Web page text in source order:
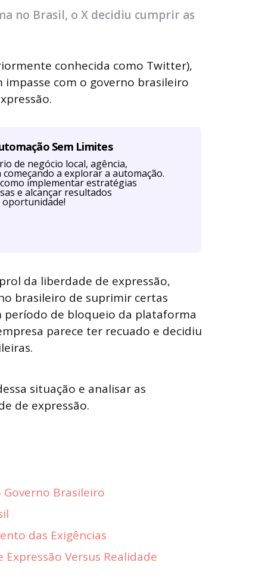
no Brasil, o X decidiu cumprir as
conhecida como Twitter),
com o governo brasileiro
Sem Limites
de negócio local, agência,
a explorar a automação.
implementar estratégias
e alcançar resultados
da liberdade de expressão,
brasileiro de suprimir certas
de bloqueio da plataforma
parece ter recuado e decidiu
situação e analisar as
de expressão.
Brasileiro
das Exigências
Versus Realidade